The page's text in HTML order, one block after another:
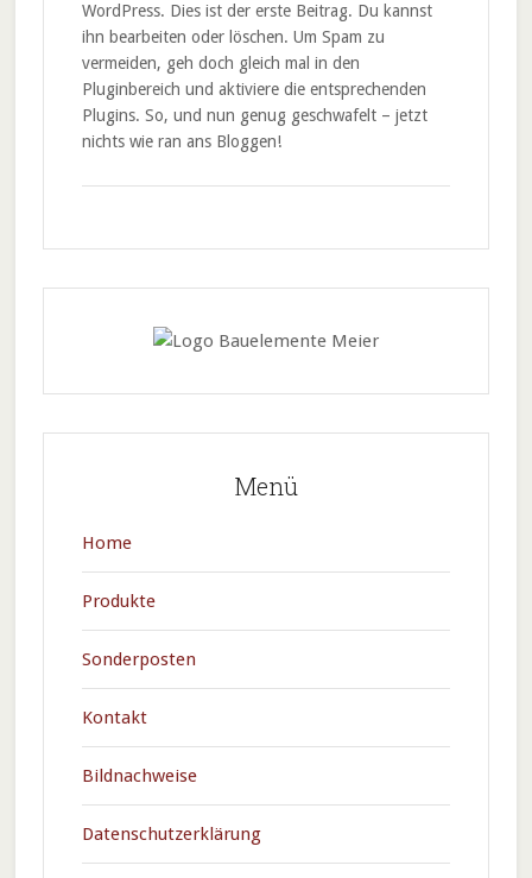
WordPress. Dies ist der erste Beitrag. Du kannst
ihn bearbeiten oder löschen. Um Spam zu
vermeiden, geh doch gleich mal in den
Pluginbereich und aktiviere die entsprechenden
Plugins. So, und nun genug geschwafelt – jetzt
nichts wie ran ans Bloggen!
Menü
Home
Produkte
Sonderposten
Kontakt
Bildnachweise
Datenschutzerklärung